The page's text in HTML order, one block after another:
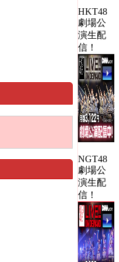
HKT48
劇場公
演生配
信！
NGT48
劇場公
演生配
信！